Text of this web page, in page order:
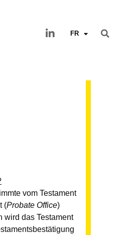
FR
vom Testament
(Probate Office)
wird das Testament